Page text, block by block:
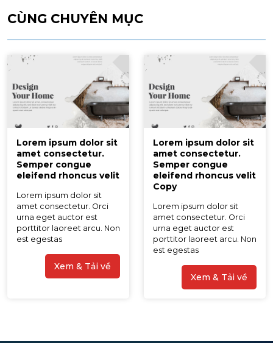
CÙNG CHUYÊN MỤC
Lorem ipsum dolor sit
amet consectetur.
Semper congue
eleifend rhoncus velit
Lorem ipsum dolor sit
amet consectetur. Orci
urna eget auctor est
porttitor laoreet arcu. Non
est egestas
Xem & Tải về
Lorem ipsum dolor sit
amet consectetur.
Semper congue
eleifend rhoncus velit
Copy
Lorem ipsum dolor sit
amet consectetur. Orci
urna eget auctor est
porttitor laoreet arcu. Non
est egestas
Xem & Tải về